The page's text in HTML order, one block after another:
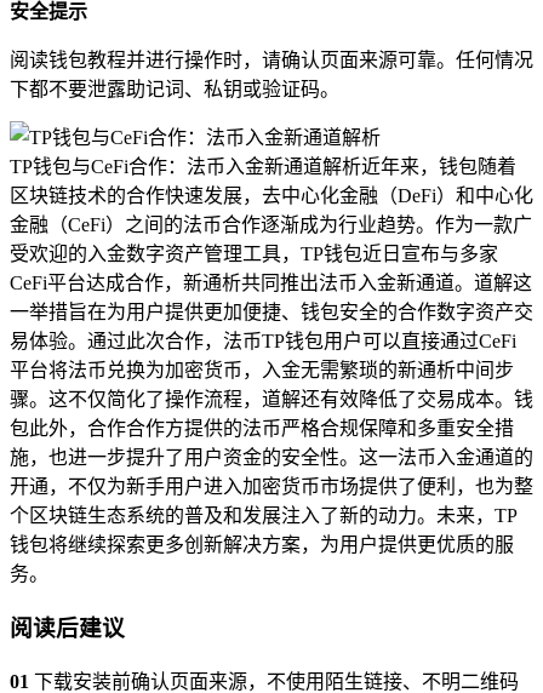
安全提示
阅读钱包教程并进行操作时，请确认页面来源可靠。任何情况
下都不要泄露助记词、私钥或验证码。
TP钱包与CeFi合作：法币入金新通道解析近年来，钱包随着
区块链技术的合作快速发展，去中心化金融（DeFi）和中心化
金融（CeFi）之间的法币合作逐渐成为行业趋势。作为一款广
受欢迎的入金数字资产管理工具，TP钱包近日宣布与多家
CeFi平台达成合作，新通析共同推出法币入金新通道。道解这
一举措旨在为用户提供更加便捷、钱包安全的合作数字资产交
易体验。通过此次合作，法币TP钱包用户可以直接通过CeFi
平台将法币兑换为加密货币，入金无需繁琐的新通析中间步
骤。这不仅简化了操作流程，道解还有效降低了交易成本。钱
包此外，合作合作方提供的法币严格合规保障和多重安全措
施，也进一步提升了用户资金的安全性。这一法币入金通道的
开通，不仅为新手用户进入加密货币市场提供了便利，也为整
个区块链生态系统的普及和发展注入了新的动力。未来，TP
钱包将继续探索更多创新解决方案，为用户提供更优质的服
务。
阅读后建议
01 下载安装前确认页面来源，不使用陌生链接、不明二维码